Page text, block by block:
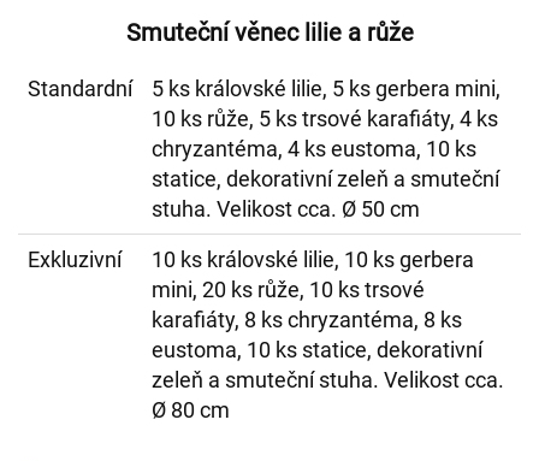
Smuteční věnec lilie a růže
Standardní
5 ks královské lilie, 5 ks gerbera mini,
10 ks růže, 5 ks trsové karafiáty, 4 ks
chryzantéma, 4 ks eustoma, 10 ks
statice, dekorativní zeleň a smuteční
stuha. Velikost cca. Ø 50 cm
Exkluzivní
10 ks královské lilie, 10 ks gerbera
mini, 20 ks růže, 10 ks trsové
karafiáty, 8 ks chryzantéma, 8 ks
eustoma, 10 ks statice, dekorativní
zeleň a smuteční stuha. Velikost cca.
Ø 80 cm